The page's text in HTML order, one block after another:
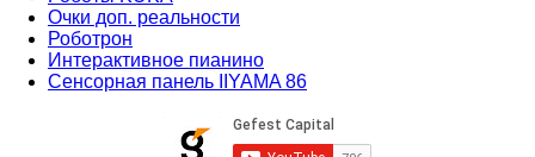
Очки доп. реальности
Роботрон
Интерактивное пианино
Сенсорная панель IIYAMA 86